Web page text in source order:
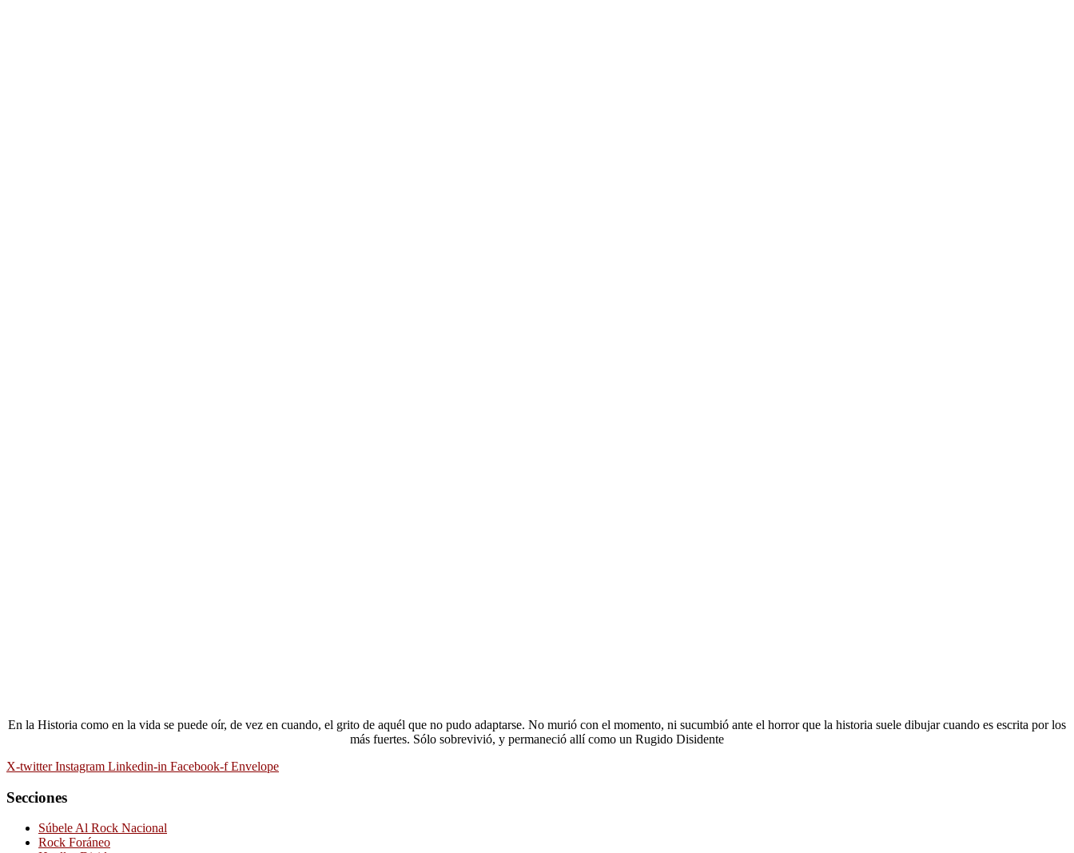
En la Historia como en la vida se puede oír, de vez en cuando, el grito de aquél que no pudo adaptarse. No murió con el momento, ni sucumbió ante el horror que la historia suele dibujar cuando es escrita por los
más fuertes. Sólo sobrevivió, y permaneció allí como un Rugido Disidente
X-twitter Instagram Linkedin-in Facebook-f Envelope
Secciones
Súbele Al Rock Nacional
Rock Foráneo